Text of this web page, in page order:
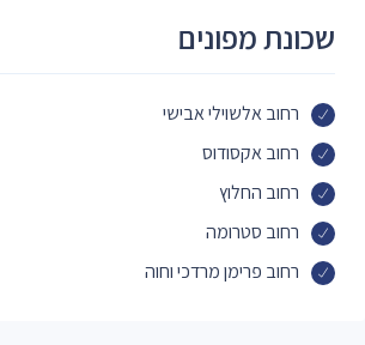
שכונת מפונים
רחוב אלשוילי אבישי
רחוב אקסודוס
רחוב החלוץ
רחוב סטרומה
רחוב פרימן מרדכי וחוה